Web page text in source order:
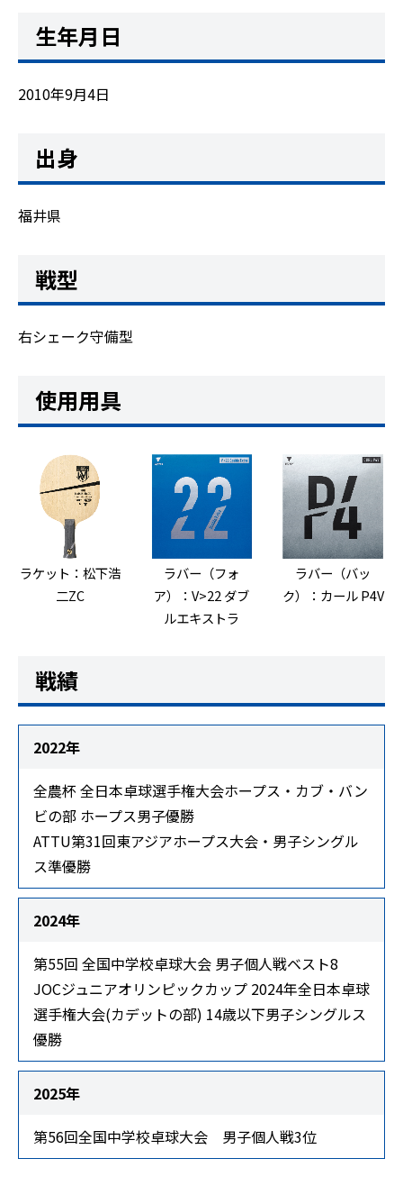
生年月日
2010年9月4日
出身
福井県
戦型
右シェーク守備型
使用用具
ラケット：松下浩
二ZC
ラバー（フォ
ア）：V>22 ダブ
ルエキストラ
ラバー（バッ
ク）：カール P4V
戦績
2022年
全農杯 全日本卓球選手権大会ホープス・カブ・バン
ビの部 ホープス男子優勝
ATTU第31回東アジアホープス大会・男子シングル
ス準優勝
2024年
第55回 全国中学校卓球大会 男子個人戦ベスト8
JOCジュニアオリンピックカップ 2024年全日本卓球
選手権大会(カデットの部) 14歳以下男子シングルス
優勝
2025年
第56回全国中学校卓球大会 男子個人戦3位